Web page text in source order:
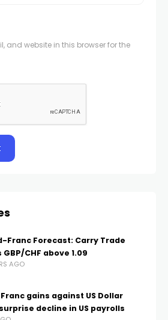
and website in this browser for the
Franc Forecast: Carry Trade
GBP/CHF above 1.09
AGO
Franc gains against US Dollar
decline in US payrolls